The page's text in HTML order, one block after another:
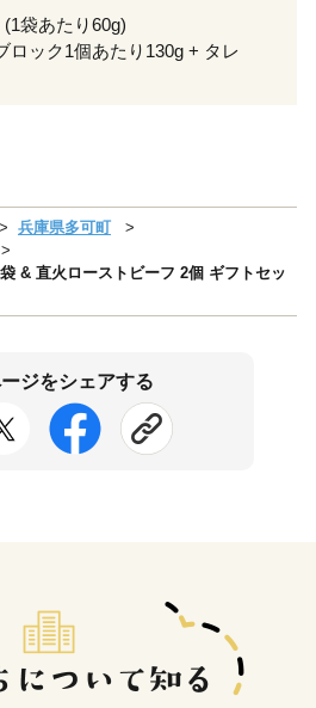
袋あたり60g)
ロック1個あたり130g + タレ
兵庫県多可町
& 直火ローストビーフ 2個 ギフトセッ
ジをシェアする